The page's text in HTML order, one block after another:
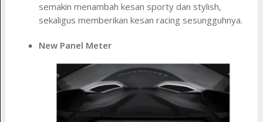
semakin menambah kesan sporty dan stylish,
sekaligus memberikan kesan racing sesungguhnya.
New Panel Meter